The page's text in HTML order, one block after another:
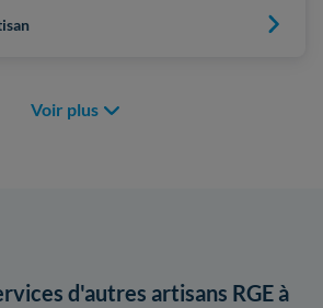
Voir plus
d'autres artisans RGE à